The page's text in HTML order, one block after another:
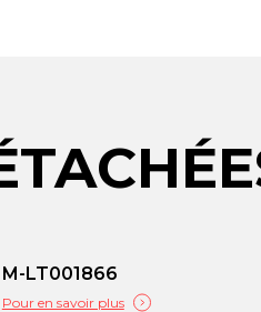
M-LT001866
Pour en savoir plus